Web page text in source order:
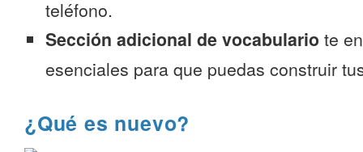
teléfono.
Sección adicional de vocabulario te
esenciales para que puedas construir
¿Qué es nuevo?